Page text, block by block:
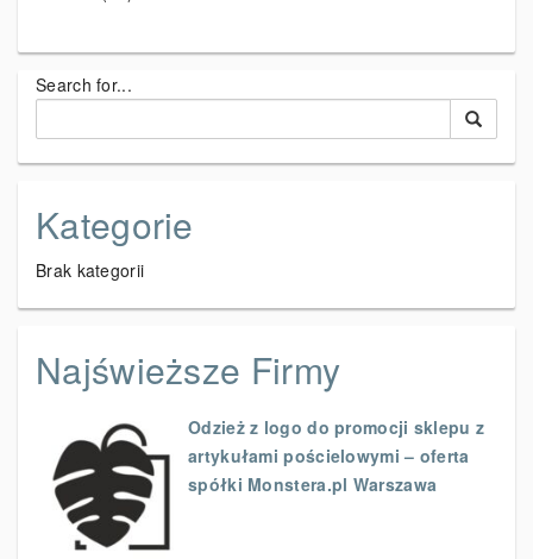
Search for...
Kategorie
Brak kategorii
Najświeższe Firmy
Odzież z logo do promocji sklepu z
artykułami pościelowymi – oferta
spółki Monstera.pl Warszawa